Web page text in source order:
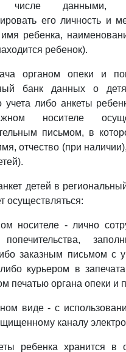
данными,
его личность и
ребенка,
ребенок).
органом опеки и
банк данных о
учета либо анкеты
носителе
письмом, в
отчество (при
детей в
осуществляться:
носителе - лично
заказным письмом с
курьером в
печатью органа опеки и
виде - с
каналу
ребенка хранится в